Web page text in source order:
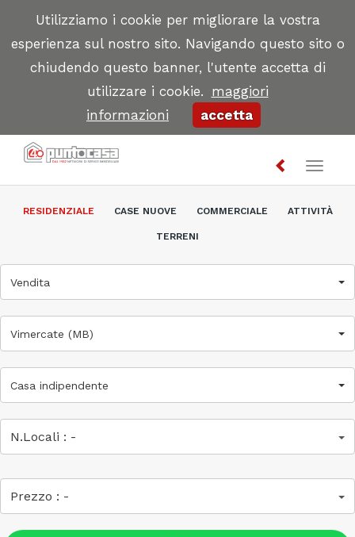
Utilizziamo i cookie per migliorare la vostra
esperienza sul nostro sito. Navigando questo sito o
chiudendo questo banner, l'utente accetta di
utilizzare i cookie. maggiori
informazioni
accetta
Toggle
RESIDENZIALE CASE NUOVE COMMERCIALE ATTIVITÀ
TERRENI
Vendita
Vimercate (MB)
Casa indipendente
N.Locali : -
Prezzo : -